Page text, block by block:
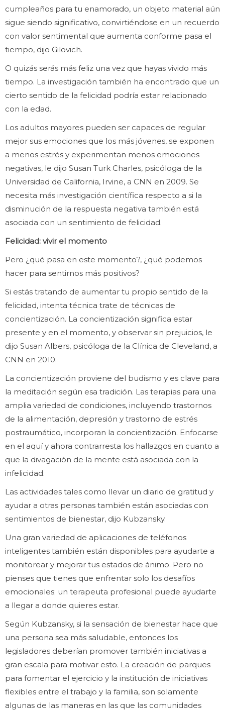
cumpleaños para tu enamorado, un objeto material aún
sigue siendo significativo, convirtiéndose en un recuerdo
con valor sentimental que aumenta conforme pasa el
tiempo, dijo Gilovich.
O quizás serás más feliz una vez que hayas vivido más
tiempo. La investigación también ha encontrado que un
cierto sentido de la felicidad podría estar relacionado
con la edad.
Los adultos mayores pueden ser capaces de regular
mejor sus emociones que los más jóvenes, se exponen
a menos estrés y experimentan menos emociones
negativas, le dijo Susan Turk Charles, psicóloga de la
Universidad de California, Irvine, a CNN en 2009. Se
necesita más investigación científica respecto a si la
disminución de la respuesta negativa también está
asociada con un sentimiento de felicidad.
Felicidad: vivir el momento
Pero ¿qué pasa en este momento?, ¿qué podemos
hacer para sentirnos más positivos?
Si estás tratando de aumentar tu propio sentido de la
felicidad, intenta técnica trate de técnicas de
concientización. La concientización significa estar
presente y en el momento, y observar sin prejuicios, le
dijo Susan Albers, psicóloga de la Clínica de Cleveland, a
CNN en 2010.
La concientización proviene del budismo y es clave para
la meditación según esa tradición. Las terapias para una
amplia variedad de condiciones, incluyendo trastornos
de la alimentación, depresión y trastorno de estrés
postraumático, incorporan la concientización. Enfocarse
en el aquí y ahora contrarresta los hallazgos en cuanto a
que la divagación de la mente está asociada con la
infelicidad.
Las actividades tales como llevar un diario de gratitud y
ayudar a otras personas también están asociadas con
sentimientos de bienestar, dijo Kubzansky.
Una gran variedad de aplicaciones de teléfonos
inteligentes también están disponibles para ayudarte a
monitorear y mejorar tus estados de ánimo. Pero no
pienses que tienes que enfrentar solo los desafíos
emocionales; un terapeuta profesional puede ayudarte
a llegar a donde quieres estar.
Según Kubzansky, si la sensación de bienestar hace que
una persona sea más saludable, entonces los
legisladores deberían promover también iniciativas a
gran escala para motivar esto. La creación de parques
para fomentar el ejercicio y la institución de iniciativas
flexibles entre el trabajo y la familia, son solamente
algunas de las maneras en las que las comunidades